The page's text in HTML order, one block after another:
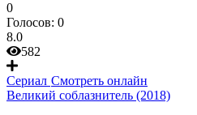
0
Голосов: 0
8.0
582
Сериал Смотреть онлайн
Великий соблазнитель (2018)